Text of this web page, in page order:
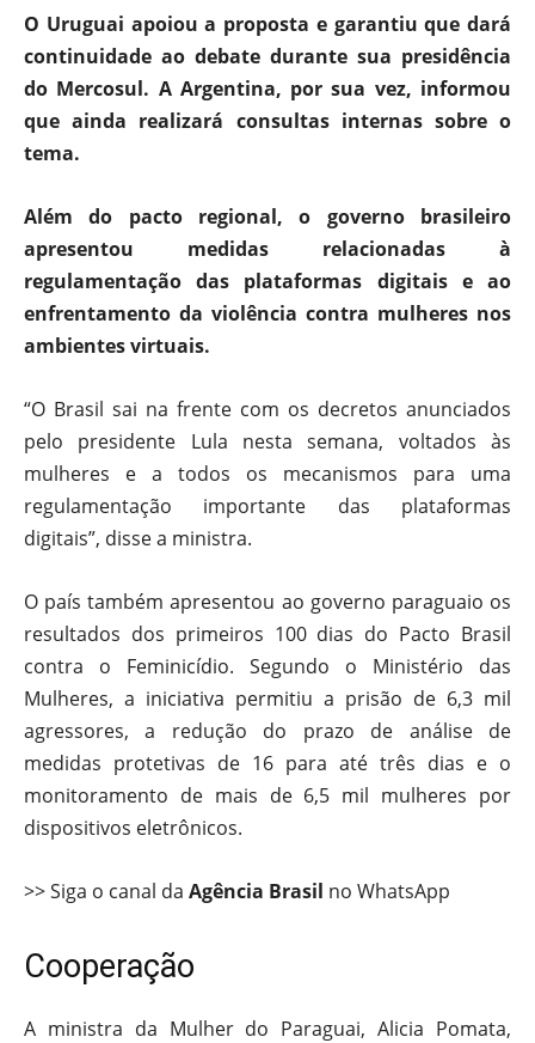
O Uruguai apoiou a proposta e garantiu que dará
continuidade ao debate durante sua presidência
do Mercosul. A Argentina, por sua vez, informou
que ainda realizará consultas internas sobre o
tema.
Além do pacto regional, o governo brasileiro
apresentou medidas relacionadas à
regulamentação das plataformas digitais e ao
enfrentamento da violência contra mulheres nos
ambientes virtuais.
“O Brasil sai na frente com os decretos anunciados
pelo presidente Lula nesta semana, voltados às
mulheres e a todos os mecanismos para uma
regulamentação importante das plataformas
digitais”, disse a ministra.
O país também apresentou ao governo paraguaio os
resultados dos primeiros 100 dias do Pacto Brasil
contra o Feminicídio. Segundo o Ministério das
Mulheres, a iniciativa permitiu a prisão de 6,3 mil
agressores, a redução do prazo de análise de
medidas protetivas de 16 para até três dias e o
monitoramento de mais de 6,5 mil mulheres por
dispositivos eletrônicos.
>> Siga o canal da Agência Brasil no WhatsApp
Cooperação
A ministra da Mulher do Paraguai, Alicia Pomata,